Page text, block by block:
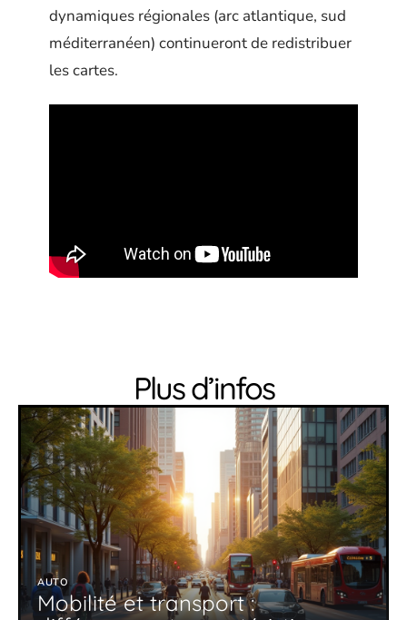
dynamiques régionales (arc atlantique, sud
méditerranéen) continueront de redistribuer
les cartes.
Plus d’infos
AUTO
Mobilité et transport :